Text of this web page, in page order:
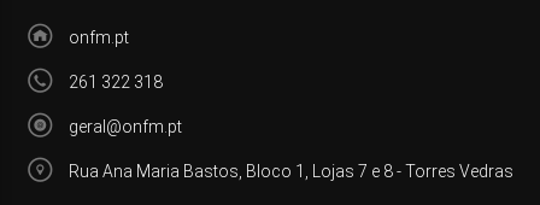
onfm.pt
261 322 318
geral@onfm.pt
Rua Ana Maria Bastos, Bloco 1, Lojas 7 e 8 - Torres Vedras